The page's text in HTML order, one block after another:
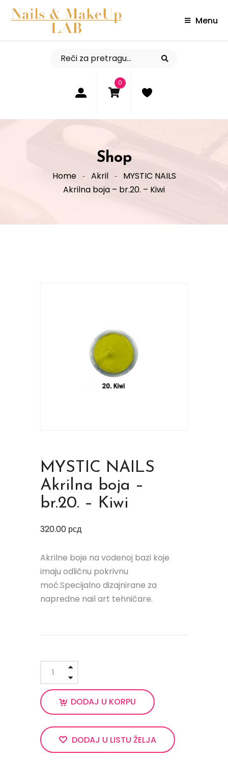
Menu
0
Shop
Home Akril
MYSTIC NAILS
Akrilna boja – br.20. – Kiwi
MYSTIC NAILS
Akrilna boja –
br.20. – Kiwi
320.00 рсд
Akrilne boje na vodenoj bazi koje
imaju odličnu pokrivnu
moć.Specijalno dizajnirane za
napredne nail art tehničare.
DODAJ U KORPU
DODAJ U LISTU ŽELJA